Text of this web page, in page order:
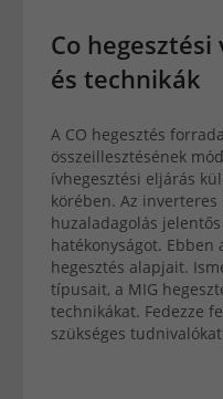
Co
és technikák
A CO hegesztés
összeillesztésének
ívhegesztési eljárás
körében. Az
huzaladagolás
hatékonyságot. Ebben
hegesztés alapjait.
típusait, a MIG
technikákat. Fedezze
szükséges